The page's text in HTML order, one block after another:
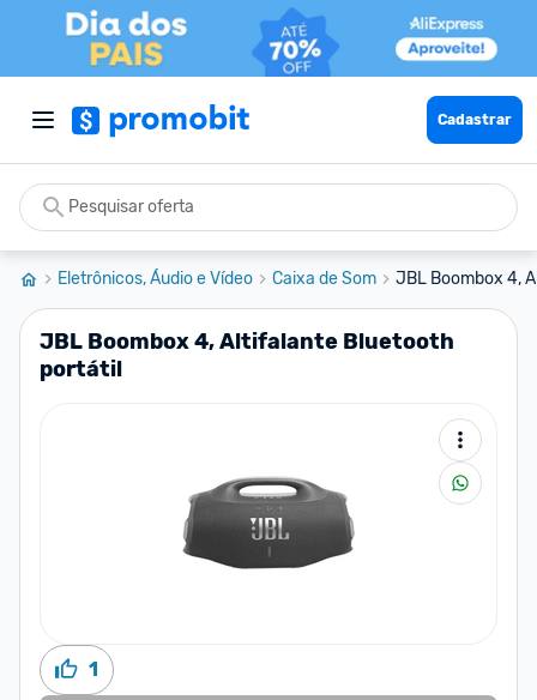
Cadastrar
Eletrônicos, Áudio e Vídeo Caixa de Som JBL Boombox 4,
JBL Boombox 4, Altifalante Bluetooth
portátil
1